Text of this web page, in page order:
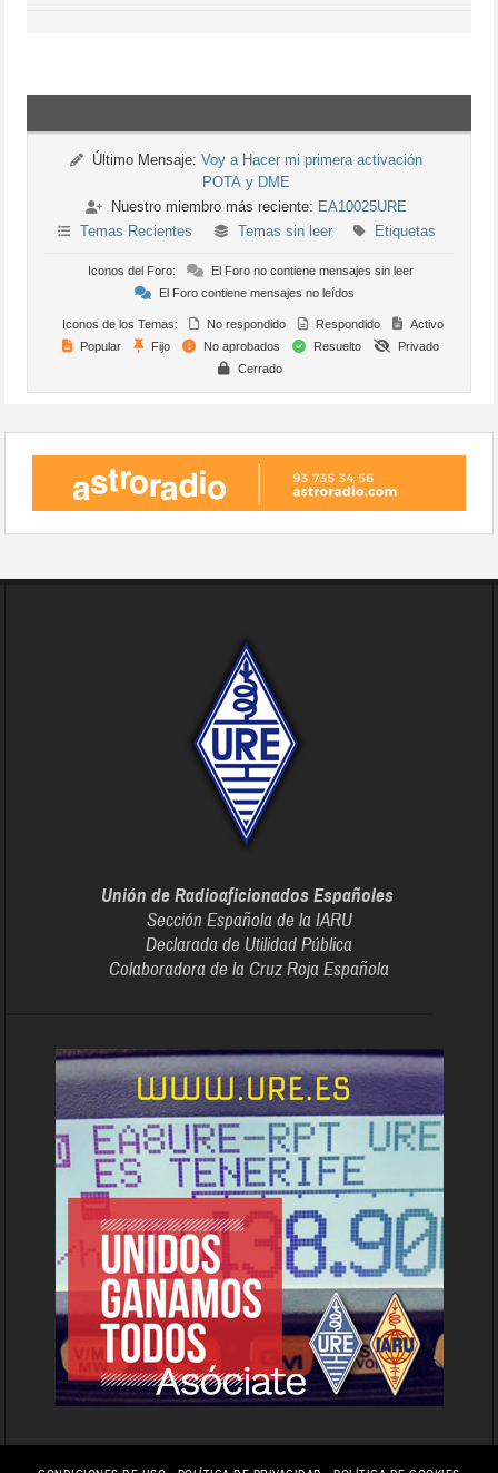
Último Mensaje: Voy a Hacer mi primera activación
POTA y DME
Nuestro miembro más reciente: EA10025URE
Temas Recientes
Temas sin leer Etiquetas
Iconos del Foro:
El Foro no contiene mensajes sin leer
El Foro contiene mensajes no leídos
Iconos de los Temas: No respondido Respondido
Activo
Popular
Fijo No aprobados Resuelto
Privado
Cerrado
Unión de Radioaficionados Españoles
Sección Española de la IARU
Declarada de Utilidad Pública
Colaboradora de la Cruz Roja Española